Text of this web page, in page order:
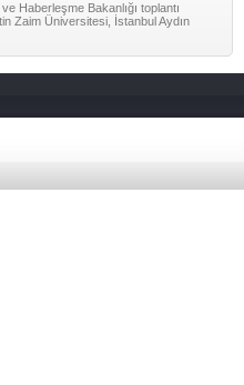
Haberleşme Bakanlığı toplantı
Zaim Üniversitesi, İstanbul Aydın